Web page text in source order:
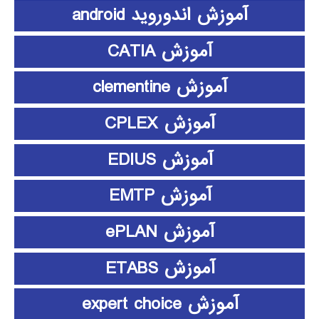
آموزش اندوروید android
آموزش CATIA
آموزش clementine
آموزش CPLEX
آموزش EDIUS
آموزش EMTP
آموزش ePLAN
آموزش ETABS
آموزش expert choice